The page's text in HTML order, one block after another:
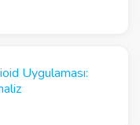
Uygulaması: